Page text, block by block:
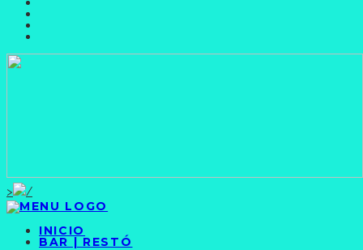
>
INICIO
BAR | RESTÓ